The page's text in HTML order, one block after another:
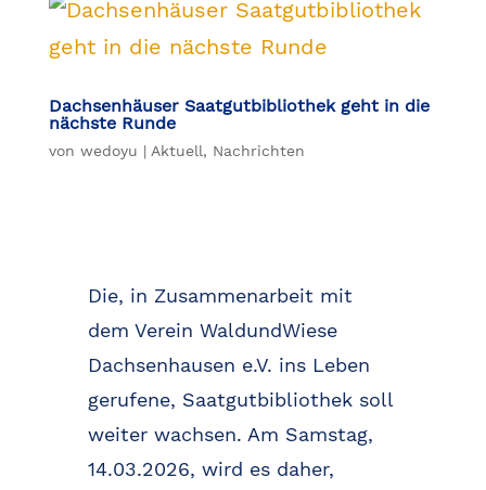
Dachsenhäuser Saatgutbibliothek geht in die
nächste Runde
von wedoyu | Aktuell, Nachrichten
Die, in Zusammenarbeit mit
dem Verein WaldundWiese
Dachsenhausen e.V. ins Leben
gerufene, Saatgutbibliothek soll
weiter wachsen. Am Samstag,
14.03.2026, wird es daher,